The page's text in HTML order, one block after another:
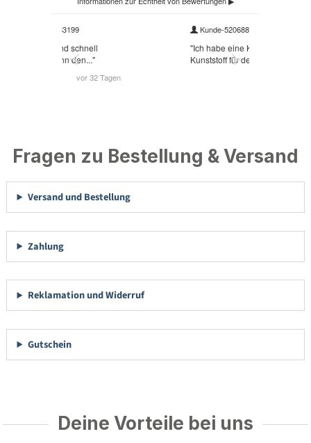
Fragen zu Bestellung & Versand
Versand und Bestellung
Zahlung
Reklamation und Widerruf
Gutschein
Deine Vorteile bei uns